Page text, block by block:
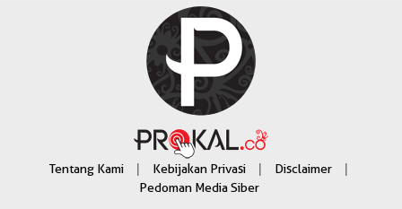
Tentang Kami | Kebijakan Privasi | Disclaimer |
Pedoman Media Siber